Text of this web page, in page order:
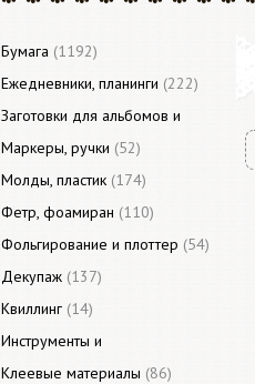
Бумага (1192)
Ежедневники, планинги (222)
Заготовки для альбомов и
блокнотов(79)
Маркеры, ручки (52)
Молды, пластик (174)
Фетр, фоамиран (110)
Фольгирование и плоттер (54)
Декупаж (137)
Квиллинг (14)
Инструменты и
приспособления(3313)
Клеевые материалы (86)